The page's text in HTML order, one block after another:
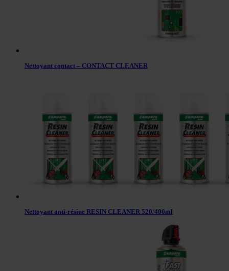
Nettoyant contact – CONTACT CLEANER
Nettoyant anti-résine RESIN CLEANER 520/400ml